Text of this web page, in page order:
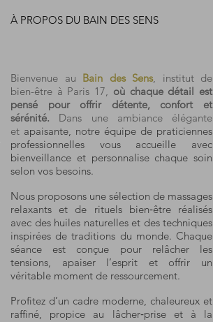
À PROPOS DU BAIN DES SENS
Bienvenue au Bain des Sens, institut de
bien-être à Paris 17, où chaque détail est
pensé pour offrir détente, confort et
sérénité. Dans une ambiance élégante
et apaisante, notre équipe de praticiennes
professionnelles vous accueille avec
bienveillance et personnalise chaque soin
selon vos besoins.
Nous proposons une sélection de massages
relaxants et de rituels bien‑être réalisés
avec des huiles naturelles et des techniques
inspirées de traditions du monde. Chaque
séance est conçue pour relâcher les
tensions, apaiser l’esprit et offrir un
véritable moment de ressourcement.
Profitez d’un cadre moderne, chaleureux et
raffiné, propice au lâcher‑prise et à la